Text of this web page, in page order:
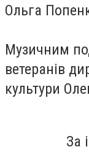
Ольга
Музичним
ветеранів
культури
За